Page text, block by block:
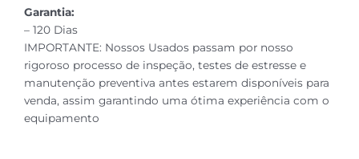
Garantia:
– 120 Dias
IMPORTANTE: Nossos Usados passam por nosso
rigoroso processo de inspeção, testes de estresse e
manutenção preventiva antes estarem disponíveis para
venda, assim garantindo uma ótima experiência com o
equipamento